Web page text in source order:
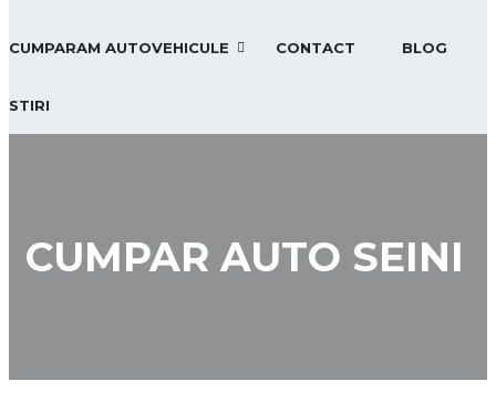
CUMPARAM AUTOVEHICULE CONTACT BLOG
STIRI
CUMPAR AUTO SEINI